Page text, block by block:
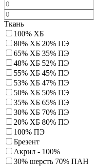
Ткань
100% ХБ
80% ХБ 20% ПЭ
65% ХБ 35% ПЭ
48% ХБ 52% ПЭ
55% ХБ 45% ПЭ
53% ХБ 47% ПЭ
50% ХБ 50% ПЭ
35% ХБ 65% ПЭ
30% ХБ 70% ПЭ
20% ХБ 80% ПЭ
100% ПЭ
Брезент
Акрил - 100%
30% шерсть 70% ПАН